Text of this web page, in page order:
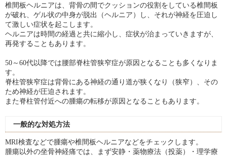
椎間板ヘルニアは、背骨の間でクッションの役割をしている椎間板
が破れ、ゲル状の中身が脱出（ヘルニア）し、それが神経を圧迫し
て激しい症状を起こします。
ヘルニアは時間の経過と共に縮小し、症状が治まっていきますが、
再発することもあります。
50～60代以降では腰部脊柱管狭窄症が原因となることも多くなりま
す。
脊柱管狭窄症は背骨にある神経の通り道が狭くなり（狭窄）、その
ため神経が圧迫されます。
また脊柱管付近への腫瘍の転移が原因となることもあります。
一般的な対処方法
MRI検査などで腫瘍や椎間板ヘルニアなどをチェックします。
腫瘍以外の坐骨神経痛では、まず安静・薬物療法（投薬）・理学療